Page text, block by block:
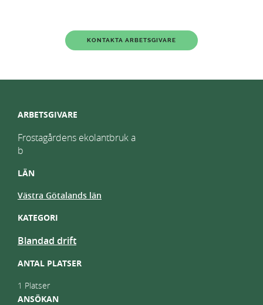
KONTAKTA ARBETSGIVARE
ARBETSGIVARE
Frostagårdens ekolantbruk a
b
LÄN
Västra Götalands län
KATEGORI
Blandad drift
ANTAL PLATSER
1 Platser
ANSÖKAN